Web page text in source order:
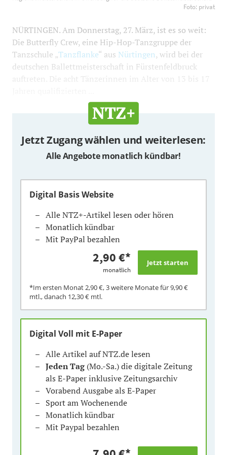
für die deutsche Ballettmeisterschaft. Foto: privat1200
Foto: privat
NÜRTINGEN. Am Donnerstag, 27. März, ist es so weit:
Die Butterfly Crew, eine Hip-Hop-Tanzgruppe der
Tanzschule „Tanzflanke“ aus Nürtingen, wird bei der
deutschen Ballettmeisterschaft in Fürstenfeldbruck
auftreten. Die acht Tänzerinnen im Alter von 13 bis 17
Jetzt Zugang wählen und weiterlesen:
Alle Angebote monatlich kündbar!
Digital Basis Website
Alle NTZ+-Artikel lesen oder hören
Monatlich kündbar
Mit PayPal bezahlen
2,90 €*
monatlich
*Im ersten Monat2,90 €, 3 weitere Monate für9,90 €
mtl., danach 12,30 € mtl.
Digital Voll mit E-Paper
Alle Artikel auf NTZ.de lesen
Jeden Tag(Mo.-Sa.) die digitale Zeitung
als E-Paper inklusive Zeitungsarchiv
Vorabend Ausgabe als E-Paper
Sport am Wochenende
Monatlich kündbar
Mit Paypal bezahlen